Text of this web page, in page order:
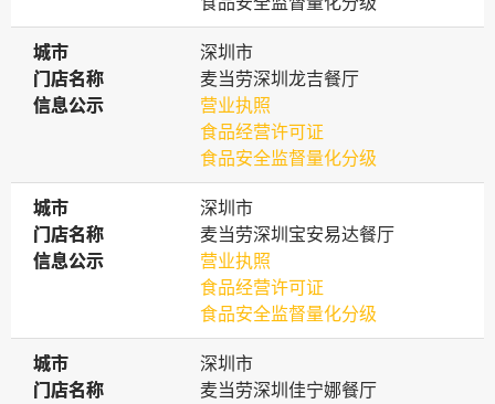
城市
城市
深圳市
门店名称
门店名称
麦当劳深圳龙吉餐厅
信息公示
信息公示
营业执照
食品经营许可证
食品安全监督量化分级
城市
城市
深圳市
门店名称
门店名称
麦当劳深圳宝安易达餐厅
信息公示
信息公示
营业执照
食品经营许可证
食品安全监督量化分级
城市
城市
深圳市
门店名称
门店名称
麦当劳深圳佳宁娜餐厅